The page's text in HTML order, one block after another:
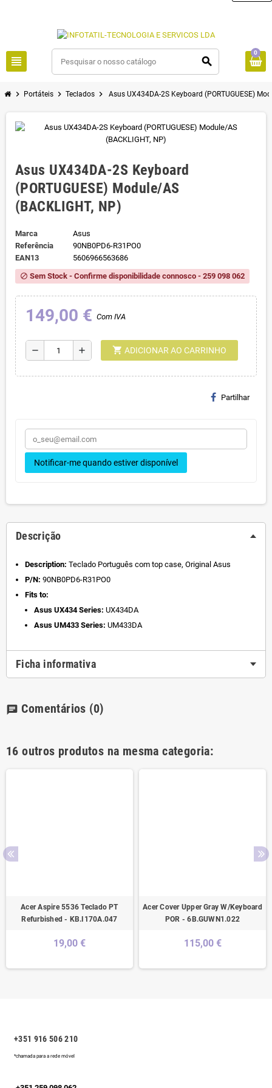
view_headline search
0
chevron_right Portáteis chevron_right Teclados chevron_right Asus UX434DA-2S Keyboard (PORTUGUESE)
Asus UX434DA-2S Keyboard
(PORTUGUESE) Module/AS
(BACKLIGHT, NP)
Marca
Asus
Referência
90NB0PD6-R31PO0
EAN13
5606966563686
block Sem Stock - Confirme disponibilidade connosco - 259 098 062
149,00 € Com IVA
remove add shopping_cart ADICIONAR AO CARRINHO
Partilhar
Notificar-me quando estiver disponível
Descrição
Description: Teclado Português com top case, Original Asus
P/N: 90NB0PD6-R31PO0
Fits to:
Asus UX434 Series: UX434DA
Asus UM433 Series: UM433DA
Ficha informativa
chat Comentários (0)
16 outros produtos na mesma categoria:
Acer Aspire 5536 Teclado PT
Refurbished - KB.I170A.047
19,00 €
Acer Cover Upper Gray W/Keyboard
POR - 6B.GUWN1.022
115,00 €
+351 916 506 210
*chamada para a rede móvel